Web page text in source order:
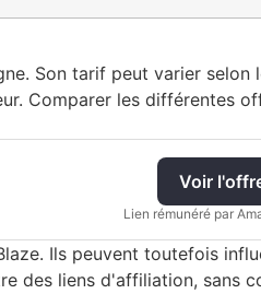
Son tarif peut varier selon
Comparer les différentes
Voir
Lien rémunéré par
Ils peuvent toutefois
des liens d'affiliation, sans